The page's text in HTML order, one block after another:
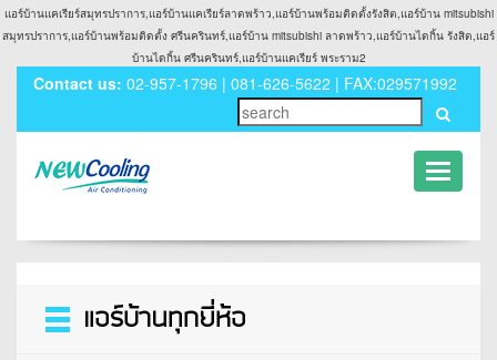
แอร์บ้านแคเรียร์สมุทรปราการ,แอร์บ้านแคเรียร์ลาดพร้าว,แอร์บ้านพร้อมติดตั้งรังสิต,แอร์บ้าน mitsubishi
สมุทรปราการ,แอร์บ้านพร้อมติดตั้ง ศรีนครินทร์,แอร์บ้าน mitsubishi ลาดพร้าว,แอร์บ้านไดกิ้น รังสิต,แอร์
บ้านไดกิ้น ศรีนครินทร์,แอร์บ้านแคเรียร์ พระราม2
Contact us: 02-957-1796 | 081-626-5622 | FAX:029571992
Toggle
Toggle
navigation